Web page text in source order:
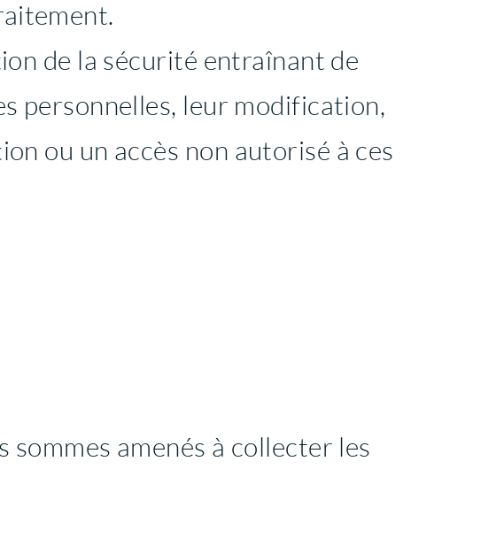
de la sécurité entraînant de
personnelles, leur modification,
ou un accès non autorisé à ces
amenés à collecter les